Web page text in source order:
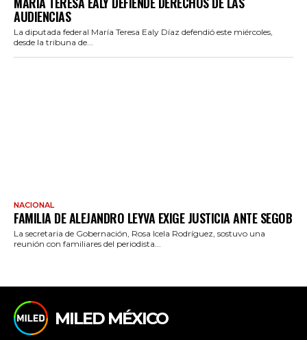
AUDIENCIAS
La diputada federal María Teresa Ealy Díaz defendió este miércoles,
desde la tribuna de...
NACIONAL
FAMILIA DE ALEJANDRO LEYVA EXIGE JUSTICIA ANTE SEGOB
La secretaria de Gobernación, Rosa Icela Rodríguez, sostuvo una
reunión con familiares del periodista...
MILED MÉXICO